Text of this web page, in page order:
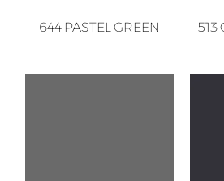
644 PASTEL GREEN 513